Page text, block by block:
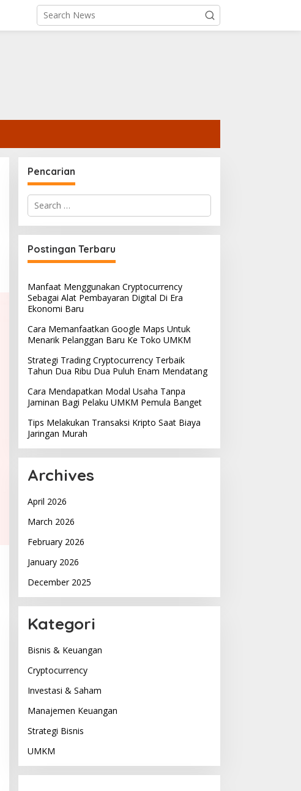
Pencarian
Search
for:
Postingan Terbaru
Manfaat Menggunakan Cryptocurrency
Sebagai Alat Pembayaran Digital Di Era
Ekonomi Baru
Cara Memanfaatkan Google Maps Untuk
Menarik Pelanggan Baru Ke Toko UMKM
Strategi Trading Cryptocurrency Terbaik
Tahun Dua Ribu Dua Puluh Enam Mendatang
Cara Mendapatkan Modal Usaha Tanpa
Jaminan Bagi Pelaku UMKM Pemula Banget
Tips Melakukan Transaksi Kripto Saat Biaya
Jaringan Murah
Archives
April 2026
March 2026
February 2026
January 2026
December 2025
Kategori
Bisnis & Keuangan
Cryptocurrency
Investasi & Saham
Manajemen Keuangan
Strategi Bisnis
UMKM